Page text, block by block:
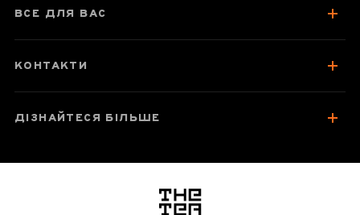
ВСЕ ДЛЯ ВАС
КОНТАКТИ
ДІЗНАЙТЕСЯ БІЛЬШЕ
логотип